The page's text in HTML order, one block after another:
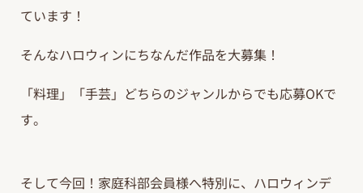
ています！
そんなハロウィンにちなんだ作品を大募集！
「料理」「手芸」どちらのジャンルからでも応募OKで
す。
そして今回！家庭科部会員様へ特別に、ハロウィンデ